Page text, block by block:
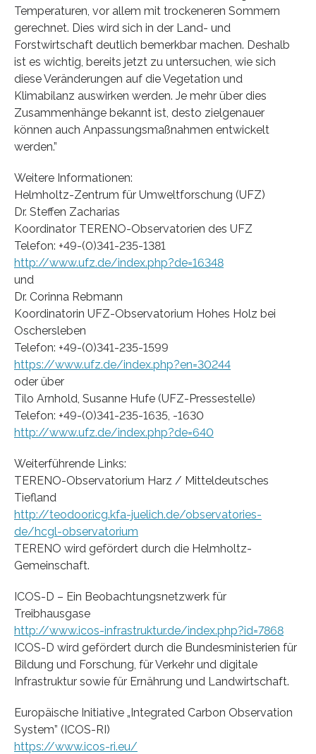
Temperaturen, vor allem mit trockeneren Sommern
gerechnet. Dies wird sich in der Land- und
Forstwirtschaft deutlich bemerkbar machen. Deshalb
ist es wichtig, bereits jetzt zu untersuchen, wie sich
diese Veränderungen auf die Vegetation und
Klimabilanz auswirken werden. Je mehr über dies
Zusammenhänge bekannt ist, desto zielgenauer
können auch Anpassungsmaßnahmen entwickelt
werden.”
Weitere Informationen:
Helmholtz-Zentrum für Umweltforschung (UFZ)
Dr. Steffen Zacharias
Koordinator TERENO-Observatorien des UFZ
Telefon: +49-(0)341-235-1381
http://www.ufz.de/index.php?de=16348
und
Dr. Corinna Rebmann
Koordinatorin UFZ-Observatorium Hohes Holz bei
Oschersleben
Telefon: +49-(0)341-235-1599
https://www.ufz.de/index.php?en=30244
oder über
Tilo Arnhold, Susanne Hufe (UFZ-Pressestelle)
Telefon: +49-(0)341-235-1635, -1630
http://www.ufz.de/index.php?de=640
Weiterführende Links:
TERENO-Observatorium Harz / Mitteldeutsches
Tiefland
http://teodoor.icg.kfa-juelich.de/observatories-
de/hcgl-observatorium
TERENO wird gefördert durch die Helmholtz-
Gemeinschaft.
ICOS-D – Ein Beobachtungsnetzwerk für
Treibhausgase
http://www.icos-infrastruktur.de/index.php?id=7868
ICOS-D wird gefördert durch die Bundesministerien für
Bildung und Forschung, für Verkehr und digitale
Infrastruktur sowie für Ernährung und Landwirtschaft.
Europäische Initiative „Integrated Carbon Observation
System” (ICOS-RI)
https://www.icos-ri.eu/